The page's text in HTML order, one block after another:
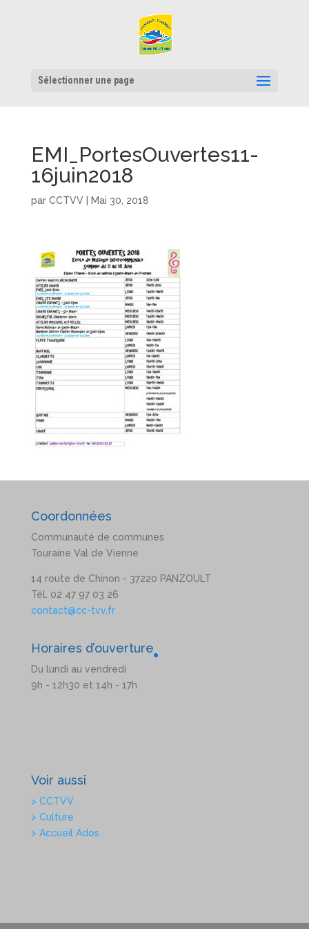
Sélectionner une page
EMI_PortesOuvertes11-
16juin2018
par CCTVV| Mai 30, 2018
Coordonnées
Communauté de communes
Touraine Val de Vienne
14 route de Chinon - 37220 PANZOULT
Tél. 02 47 97 03 26
contact@cc-tvv.fr
Horaires d’ouverture
Du lundi au vendredi
9h - 12h30 et 14h - 17h
Voir aussi
> CCTVV
> Culture
> Accueil Ados